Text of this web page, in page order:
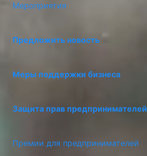
Мероприятия
Предложить новость
Меры поддержки бизнеса
Защита прав предпринимателей
Премии для предпринимателей